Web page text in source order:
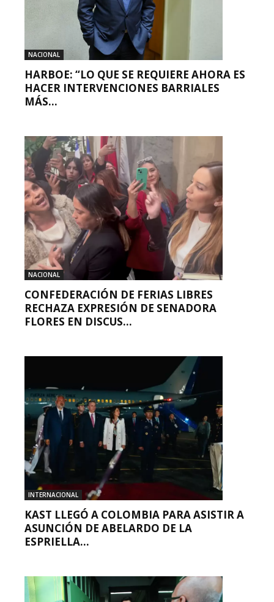
NACIONAL
HARBOE: “LO QUE SE REQUIERE AHORA ES
HACER INTERVENCIONES BARRIALES
MÁS...
NACIONAL
CONFEDERACIÓN DE FERIAS LIBRES
RECHAZA EXPRESIÓN DE SENADORA
FLORES EN DISCUS...
INTERNACIONAL
KAST LLEGÓ A COLOMBIA PARA ASISTIR A
ASUNCIÓN DE ABELARDO DE LA
ESPRIELLA...